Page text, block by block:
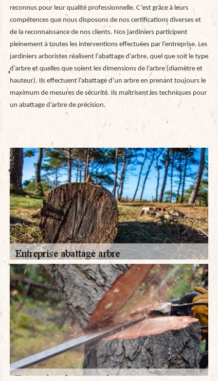
reconnus pour leur qualité professionnelle. C’est grâce à leurs
compétences que nous disposons de nos certifications diverses et
de la reconnaissance de nos clients. Nos jardiniers participent
pleinement à toutes les interventions effectuées par l’entreprise. Les
jardiniers arboristes réalisent l’abattage d’arbre, quel que soit le type
d’arbre et quelles que soient les dimensions de l’arbre (diamètre et
hauteur). Ils effectuent l’abattage d’un arbre en prenant toujours le
maximum de mesures de sécurité. Ils maîtrisent les techniques pour
un abattage d’arbre de précision.